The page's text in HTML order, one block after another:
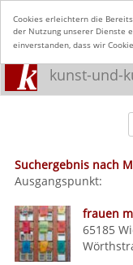
Cookies erleichtern die
der Nutzung unserer Dienste
einverstanden, dass wir
kunst-und-
Suchergebnis nach
Ausgangspunkt:
frauen
65185